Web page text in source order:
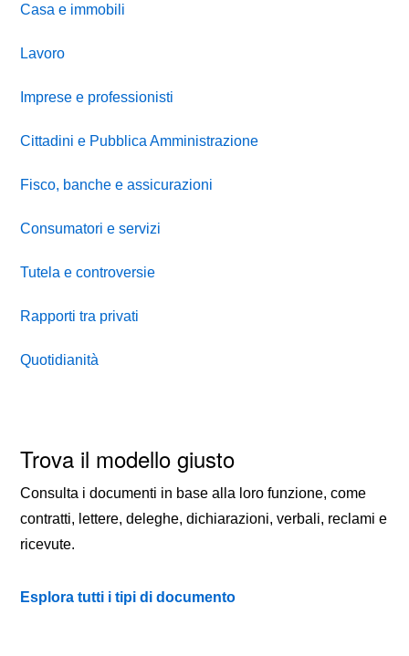
Casa e immobili
Lavoro
Imprese e professionisti
Cittadini e Pubblica Amministrazione
Fisco, banche e assicurazioni
Consumatori e servizi
Tutela e controversie
Rapporti tra privati
Quotidianità
Trova il modello giusto
Consulta i documenti in base alla loro funzione, come
contratti, lettere, deleghe, dichiarazioni, verbali, reclami e
ricevute.
Esplora tutti i tipi di documento